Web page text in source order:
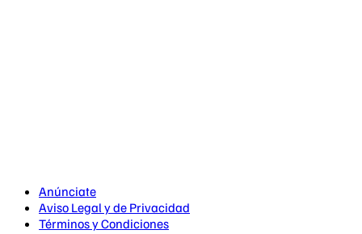
Anúnciate
Aviso Legal y de Privacidad
Términos y Condiciones